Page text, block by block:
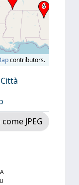
contributors.
Città
JPEG